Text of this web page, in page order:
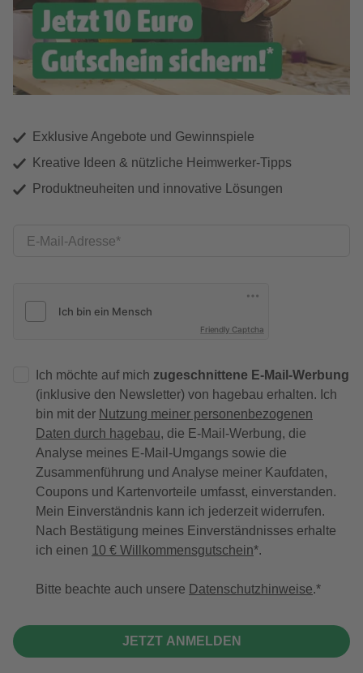
Exklusive Angebote und Gewinnspiele
Kreative Ideen & nützliche Heimwerker-Tipps
Produktneuheiten und innovative Lösungen
E-Mail-Adresse
Friendly Captcha
Ich möchte auf mich zugeschnittene E-Mail-Werbung
(inklusive den Newsletter) von hagebau erhalten. Ich
bin mit der Nutzung meiner personenbezogenen
Daten durch hagebau, die E-Mail-Werbung, die
Analyse meines E-Mail-Umgangs sowie die
Zusammenführung und Analyse meiner Kaufdaten,
Coupons und Kartenvorteile umfasst, einverstanden.
Mein Einverständnis kann ich jederzeit widerrufen.
Nach Bestätigung meines Einverständnisses erhalte
ich einen 10 € Willkommensgutschein*.
Bitte beachte auch unsere Datenschutzhinweise.
JETZT ANMELDEN